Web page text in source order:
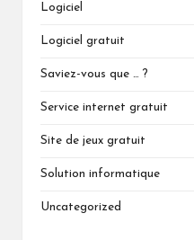
Logiciel
Logiciel gratuit
Saviez-vous que … ?
Service internet gratuit
Site de jeux gratuit
Solution informatique
Uncategorized